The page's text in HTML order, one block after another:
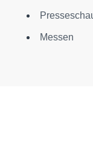
Messen